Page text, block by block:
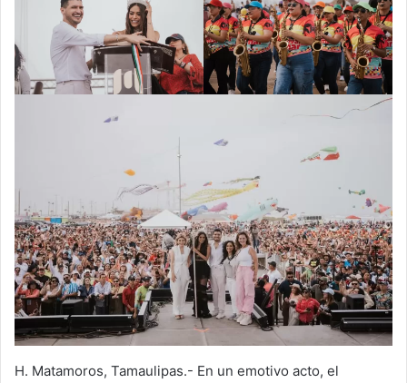
H. Matamoros, Tamaulipas.- En un emotivo acto, el